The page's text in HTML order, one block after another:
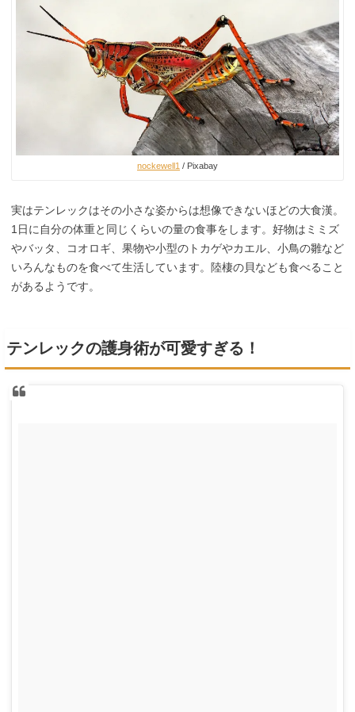
nockewell1 / Pixabay
実はテンレックはその小さな姿からは想像できないほどの大食漢。
1日に自分の体重と同じくらいの量の食事をします。好物はミミズ
やバッタ、コオロギ、果物や小型のトカゲやカエル、小鳥の雛など
いろんなものを食べて生活しています。陸棲の貝なども食べること
があるようです。
テンレックの護身術が可愛すぎる！